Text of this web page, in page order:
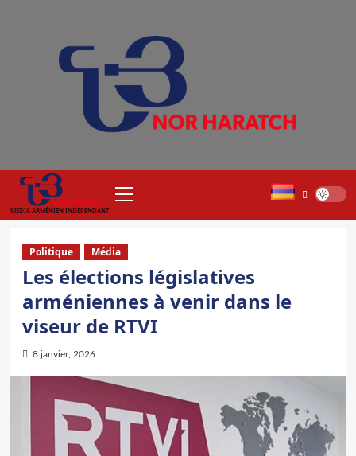
MEDIA ARMÉNIEN INDÉPENDANT
principal
Politique Média
Les élections législatives
arméniennes à venir dans le
viseur de RTVI
8 janvier, 2026